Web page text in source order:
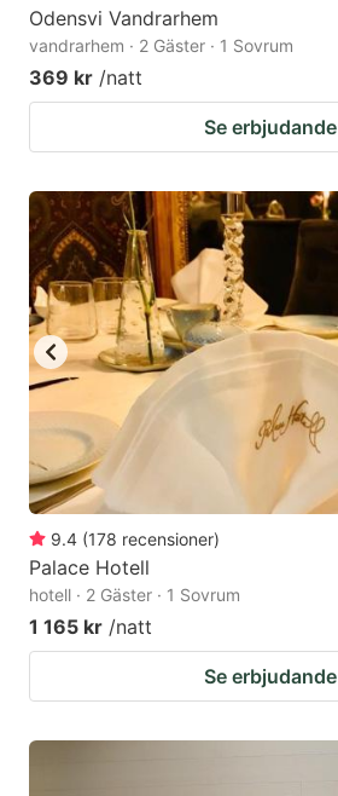
Odensvi Vandrarhem
vandrarhem · 2 Gäster · 1 Sovrum
369 kr /natt
Se erbjudande
9.4 (178 recensioner)
Palace Hotell
hotell · 2 Gäster · 1 Sovrum
1 165 kr /natt
Se erbjudande